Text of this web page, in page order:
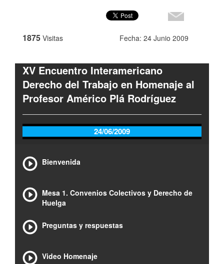
1875 Visitas Fecha: 24 Junio 2009
XV Encuentro Interamericano
Derecho del Trabajo en Homenaje al
Profesor Américo Plá Rodríguez
24/06/2009
Bienvenida
Mesa 1. Convenios Colectivos y Derecho de
Huelga
Preguntas y respuestas
Video Homenaje